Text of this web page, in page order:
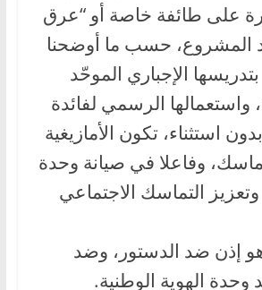
على طائفة خاصة أو “عرق
المشروع، حسب ما أوضحنا
الإجباري الموحّد
واستعمالها الرسمي لفائدة
استثناء، تكون الأمازيغية
وفاعلا في صيانة وحدة
وتعزيز التماسك الاجتماعي
إذن ضد الدستور، وضد
وحدة الهوية الوطنية.